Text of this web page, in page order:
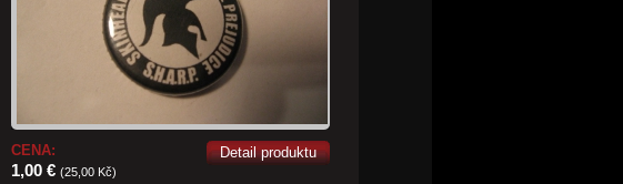
CENA:
1,00 €(25,00 Kč)
Detail produktu